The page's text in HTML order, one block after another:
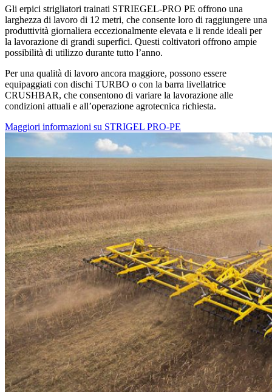
Gli erpici strigliatori trainati STRIEGEL-PRO PE offrono una
larghezza di lavoro di 12 metri, che consente loro di raggiungere una
produttività giornaliera eccezionalmente elevata e li rende ideali per
la lavorazione di grandi superfici. Questi coltivatori offrono ampie
possibilità di utilizzo durante tutto l’anno.
Per una qualità di lavoro ancora maggiore, possono essere
equipaggiati con dischi TURBO o con la barra livellatrice
CRUSHBAR, che consentono di variare la lavorazione alle
condizioni attuali e all’operazione agrotecnica richiesta.
Maggiori informazioni su STRIGEL PRO-PE